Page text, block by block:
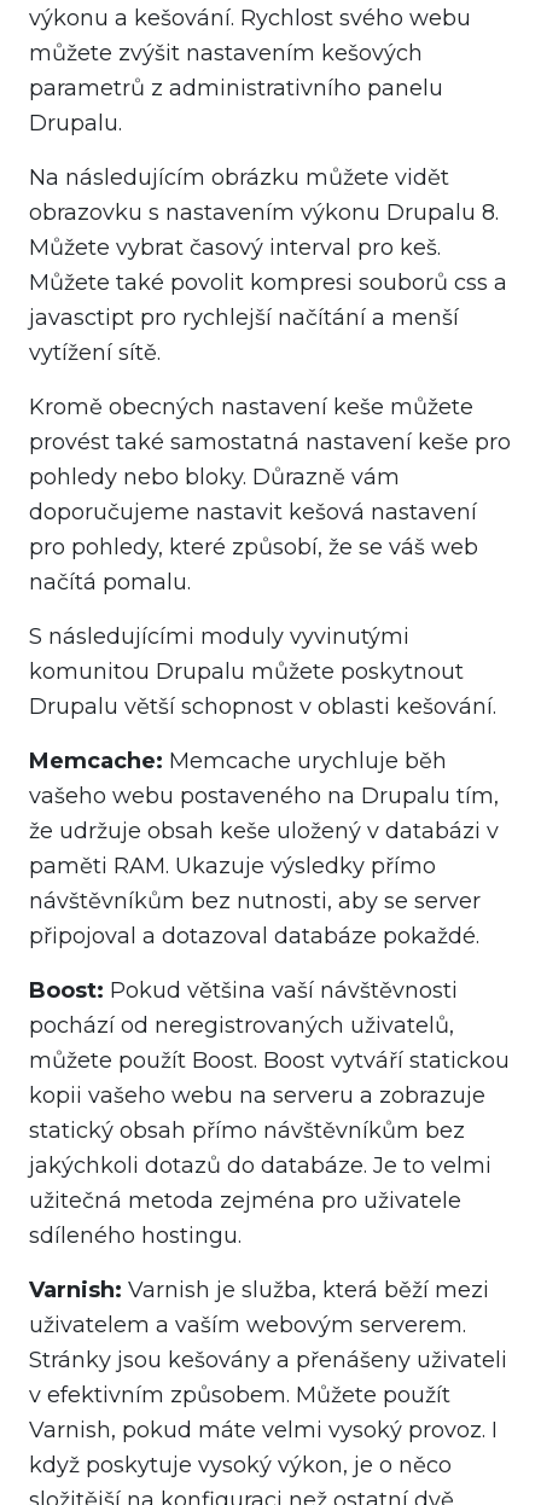
výkonu a kešování. Rychlost svého webu
můžete zvýšit nastavením kešových
parametrů z administrativního panelu
Drupalu.
Na následujícím obrázku můžete vidět
obrazovku s nastavením výkonu Drupalu 8.
Můžete vybrat časový interval pro keš.
Můžete také povolit kompresi souborů css a
javasctipt pro rychlejší načítání a menší
vytížení sítě.
Kromě obecných nastavení keše můžete
provést také samostatná nastavení keše pro
pohledy nebo bloky. Důrazně vám
doporučujeme nastavit kešová nastavení
pro pohledy, které způsobí, že se váš web
načítá pomalu.
S následujícími moduly vyvinutými
komunitou Drupalu můžete poskytnout
Drupalu větší schopnost v oblasti kešování.
Memcache: Memcache urychluje běh
vašeho webu postaveného na Drupalu tím,
že udržuje obsah keše uložený v databázi v
paměti RAM. Ukazuje výsledky přímo
návštěvníkům bez nutnosti, aby se server
připojoval a dotazoval databáze pokaždé.
Boost: Pokud většina vaší návštěvnosti
pochází od neregistrovaných uživatelů,
můžete použít Boost. Boost vytváří statickou
kopii vašeho webu na serveru a zobrazuje
statický obsah přímo návštěvníkům bez
jakýchkoli dotazů do databáze. Je to velmi
užitečná metoda zejména pro uživatele
sdíleného hostingu.
Varnish: Varnish je služba, která běží mezi
uživatelem a vaším webovým serverem.
Stránky jsou kešovány a přenášeny uživateli
v efektivním způsobem. Můžete použít
Varnish, pokud máte velmi vysoký provoz. I
když poskytuje vysoký výkon, je o něco